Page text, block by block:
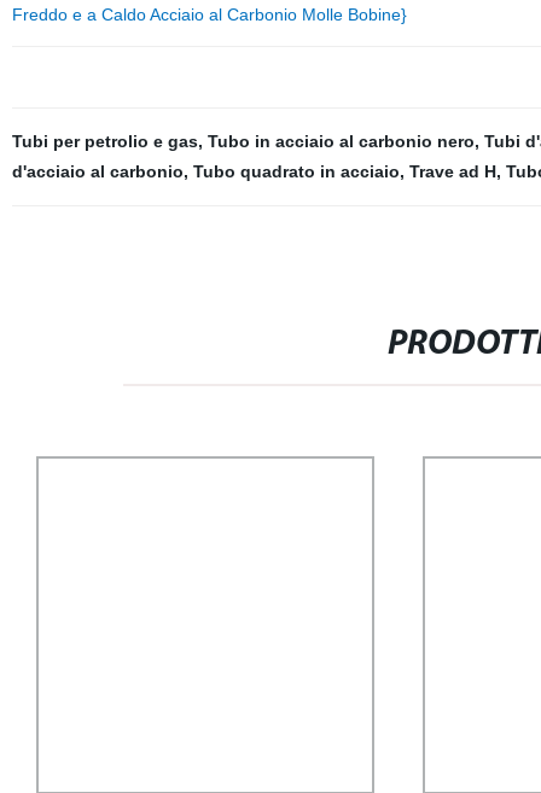
Freddo e a Caldo Acciaio al Carbonio Molle Bobine}
Tubi per petrolio e gas, Tubo in acciaio al carbonio nero, Tubi
d'acciaio al carbonio, Tubo quadrato in acciaio, Trave ad H,